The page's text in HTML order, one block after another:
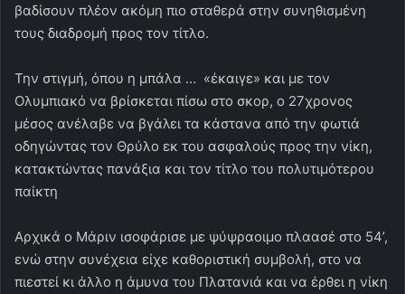
βαδίσουν πλέον ακόμη πιο σταθερά στην συνηθισμένη
τους διαδρομή προς τον τίτλο.
Την στιγμή, όπου η μπάλα … «έκαιγε» και με τον
Ολυμπιακό να βρίσκεται πίσω στο σκορ, ο 27χρονος
μέσος ανέλαβε να βγάλει τα κάστανα από την φωτιά
οδηγώντας τον Θρύλο εκ του ασφαλούς προς την νίκη,
κατακτώντας πανάξια και τον τίτλο του πολυτιμότερου
παίκτη
Αρχικά ο Μάριν ισοφάρισε με ψύψραοιμο πλαασέ στο 54’,
ενώ στην συνέχεια είχε καθοριστική συμβολή, στο να
πιεστεί κι άλλο η άμυνα του Πλατανιά και να έρθει η νίκη